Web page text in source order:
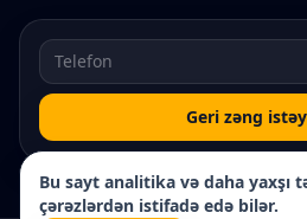
Geri zəng
Bu sayt analitika və daha yaxşı
çərəzlərdən istifadə edə bilər.